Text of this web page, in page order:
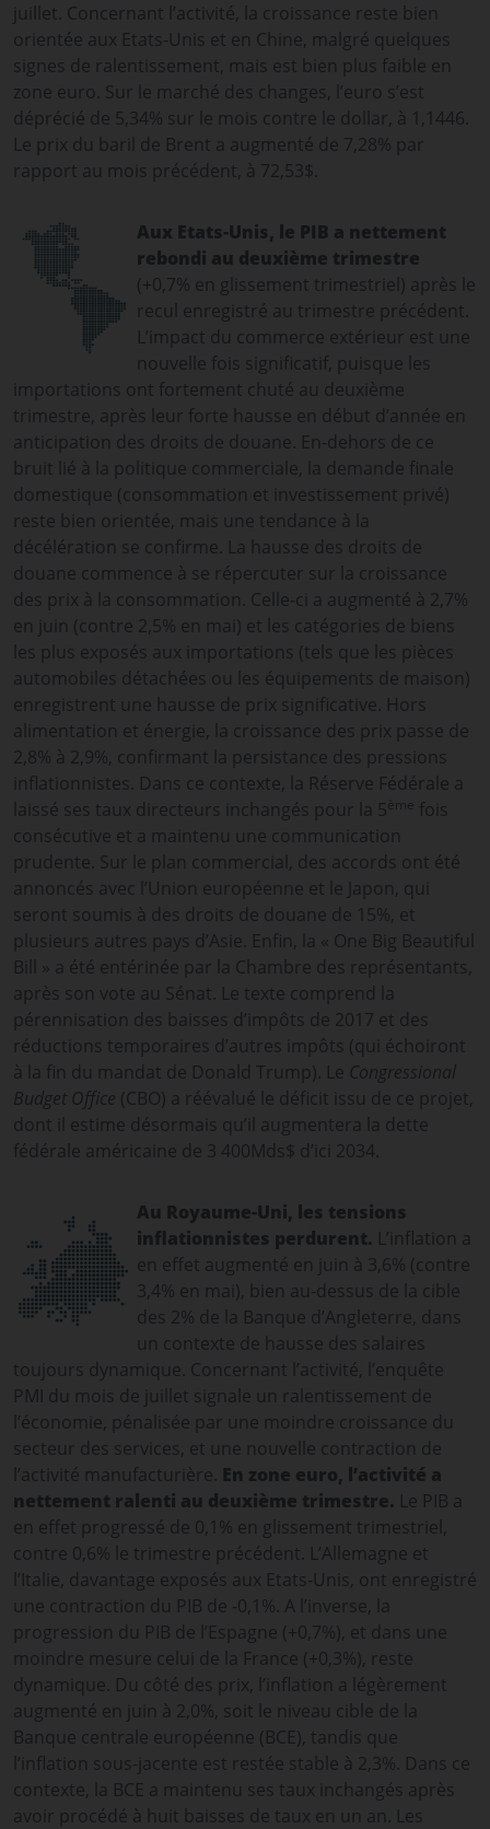
juillet. Concernant l’activité, la croissance reste bien
orientée aux Etats-Unis et en Chine, malgré quelques
signes de ralentissement, mais est bien plus faible en
zone euro. Sur le marché des changes, l’euro s’est
déprécié de 5,34% sur le mois contre le dollar, à 1,1446.
Le prix du baril de Brent a augmenté de 7,28% par
rapport au mois précédent, à 72,53$.
Aux Etats-Unis, le PIB a nettement
rebondi au deuxième trimestre
(+0,7% en glissement trimestriel) après le
recul enregistré au trimestre précédent.
L’impact du commerce extérieur est une
nouvelle fois significatif, puisque les
importations ont fortement chuté au deuxième
trimestre, après leur forte hausse en début d’année en
anticipation des droits de douane. En-dehors de ce
bruit lié à la politique commerciale, la demande finale
domestique (consommation et investissement privé)
reste bien orientée, mais une tendance à la
décélération se confirme. La hausse des droits de
douane commence à se répercuter sur la croissance
des prix à la consommation. Celle-ci a augmenté à 2,7%
en juin (contre 2,5% en mai) et les catégories de biens
les plus exposés aux importations (tels que les pièces
automobiles détachées ou les équipements de maison)
enregistrent une hausse de prix significative. Hors
alimentation et énergie, la croissance des prix passe de
2,8% à 2,9%, confirmant la persistance des pressions
inflationnistes. Dans ce contexte, la Réserve Fédérale a
laissé ses taux directeurs inchangés pour la 5ème fois
consécutive et a maintenu une communication
prudente. Sur le plan commercial, des accords ont été
annoncés avec l’Union européenne et le Japon, qui
seront soumis à des droits de douane de 15%, et
plusieurs autres pays d’Asie. Enfin, la « One Big Beautiful
Bill » a été entérinée par la Chambre des représentants,
après son vote au Sénat. Le texte comprend la
pérennisation des baisses d’impôts de 2017 et des
réductions temporaires d’autres impôts (qui échoiront
à la fin du mandat de Donald Trump). Le Congressional
Budget Office (CBO) a réévalué le déficit issu de ce projet,
dont il estime désormais qu’il augmentera la dette
fédérale américaine de 3 400Mds$ d’ici 2034.
Au Royaume-Uni, les tensions
inflationnistes perdurent. L’inflation a
en effet augmenté en juin à 3,6% (contre
3,4% en mai), bien au-dessus de la cible
des 2% de la Banque d’Angleterre, dans
un contexte de hausse des salaires
toujours dynamique. Concernant l’activité, l’enquête
PMI du mois de juillet signale un ralentissement de
l’économie, pénalisée par une moindre croissance du
secteur des services, et une nouvelle contraction de
l’activité manufacturière. En zone euro, l’activité a
nettement ralenti au deuxième trimestre. Le PIB a
en effet progressé de 0,1% en glissement trimestriel,
contre 0,6% le trimestre précédent. L’Allemagne et
l’Italie, davantage exposés aux Etats-Unis, ont enregistré
une contraction du PIB de -0,1%. A l’inverse, la
progression du PIB de l’Espagne (+0,7%), et dans une
moindre mesure celui de la France (+0,3%), reste
dynamique. Du côté des prix, l’inflation a légèrement
augmenté en juin à 2,0%, soit le niveau cible de la
Banque centrale européenne (BCE), tandis que
l’inflation sous-jacente est restée stable à 2,3%. Dans ce
contexte, la BCE a maintenu ses taux inchangés après
avoir procédé à huit baisses de taux en un an. Les